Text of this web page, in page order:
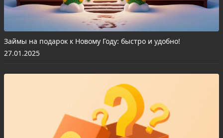
Займы на подарок к Новому Году: быстро и удобно!
27.01.2025